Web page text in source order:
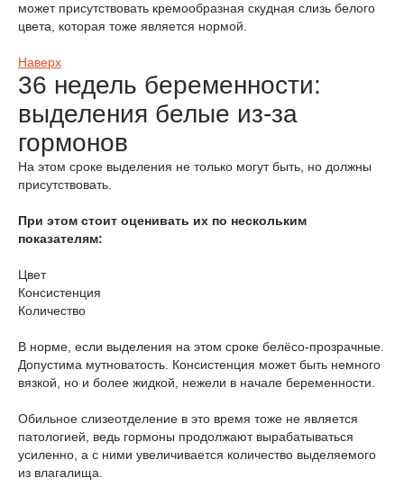
может присутствовать кремообразная скудная слизь белого
цвета, которая тоже является нормой.
Наверх
36 недель беременности:
выделения белые из-за
гормонов
На этом сроке выделения не только могут быть, но должны
присутствовать.
При этом стоит оценивать их по нескольким
показателям:
Цвет
Консистенция
Количество
В норме, если выделения на этом сроке белёсо-прозрачные.
Допустима мутноватость. Консистенция может быть немного
вязкой, но и более жидкой, нежели в начале беременности.
Обильное слизеотделение в это время тоже не является
патологией, ведь гормоны продолжают вырабатываться
усиленно, а с ними увеличивается количество выделяемого
из влагалища.